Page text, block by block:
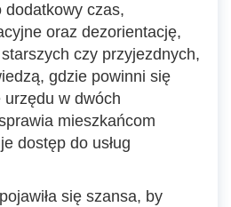
dodatkowy czas,
oraz dezorientację,
czy przyjezdnych,
gdzie powinni się
w dwóch
mieszkańcom
dostęp do usług
się szansa, by